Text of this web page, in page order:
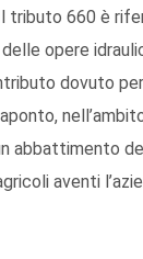
tributo 660 è
opere
dovuto
abbattimento
aventi